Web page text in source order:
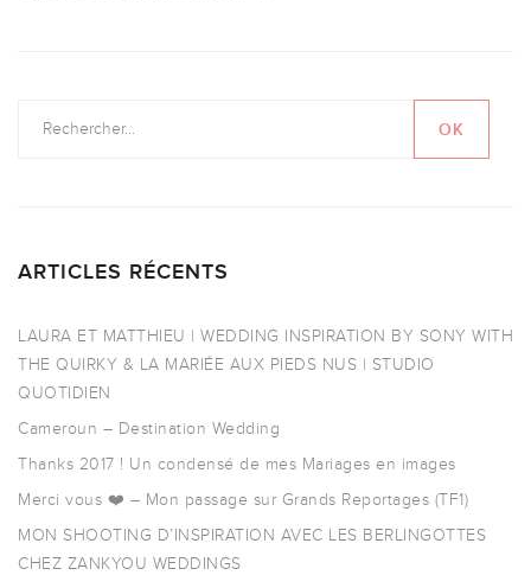
ARTICLES RÉCENTS
LAURA ET MATTHIEU | WEDDING INSPIRATION BY SONY WITH
THE QUIRKY & LA MARIÉE AUX PIEDS NUS | STUDIO
QUOTIDIEN
Cameroun – Destination Wedding
Thanks 2017 ! Un condensé de mes Mariages en images
Merci vous ❤️ – Mon passage sur Grands Reportages (TF1)
MON SHOOTING D’INSPIRATION AVEC LES BERLINGOTTES
CHEZ ZANKYOU WEDDINGS